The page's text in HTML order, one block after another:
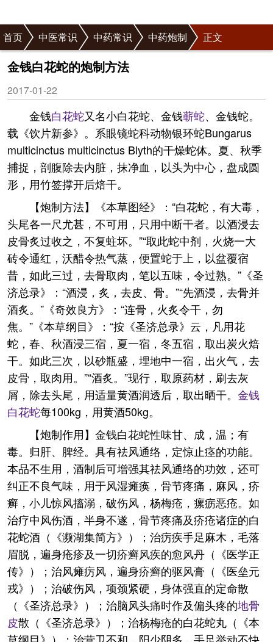
首页 中医常识 中药常识 中药炮制 正文
金钱白花蛇的炮制方法
2017-01-22
金钱白花蛇又名小白花蛇、金钱蕲蛇、金钱蛇。
载《饮片新参》。系眼镜蛇科动物银环蛇Bungarus
multicinctus multicinctus Blyth的干燥蛇体。夏、秋季
捕捉，剖腹除去内脏，抹净血，以头为中心，盘成圆
形，用竹签撑开后焙干。
【炮制方法】《本草图经》：“白花蛇，有大毒，
头尾各一尺尤甚，不可用，只用中断干者。以酒浸去
皮骨炙过收之，不复蛀坏。”“取此蛇中剂，火烧一大
砖令通红，沃醋令热气蒸，便置蛇于上，以盆覆宿
昔，如此三过，去骨取肉，笔以五味，令过熟。”《圣
济总录》：“酒浸，炙，去皮、骨。”“先酒浸，去骨并
酒炙。”《奇效良方》：“连骨，火炙令干，勿
焦。”《本草纲目》：“按《圣济总录》云，凡用花
蛇，春、秋酒浸三宿，夏一宿，冬五宿，取出炭火焙
干。如此三次，以砂瓶盛，埋地中一宿，出火气，去
皮骨，取肉用。”“酒炙。”现行，取原药材，刷去灰
屑，除去头尾，用适量黄酒润透后，取出晒干。 金钱
白花蛇每100kg，用黄酒50kg。
【炮制作用】金钱白花蛇性味甘、成，温；有
毒。归肝、脾经。具有祛风通络，定惊止痉的功能。
本品不生用，酒制后可增强其祛风通络的功效，还可
纠正不良气味，用于风湿瘫痪，骨节疼痛，麻风，疥
癣，小儿惊风搐溺，破伤风，杨梅疮，瘰疬恶疮。如
治疗中风伤酒，半身不遂，骨节疼痛及疥疮诸症的白
花蛇酒（《濒湖集简方》）；治疠疾手足麻木，毛落
眉脱，遍身疮疹及一切疥癣风疾的愈风丹（《医学正
传》）；治风瘫疠风，遍身疥癣的驱风膏（《医垒元
戎》）；治破伤风，项颈紧硬，身体强直的定命散
（《圣济总录》）；治脑风头痛时作及偏头疼的地骨
皮散（《圣济总录》）；治杨梅疮的白花蛇丸（《本